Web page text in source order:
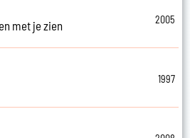
met je zien
2005
1997